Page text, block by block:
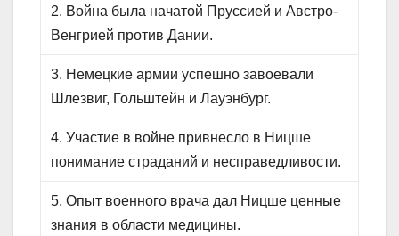
2. Война была начатой Пруссией и Австро-
Венгрией против Дании.
3. Немецкие армии успешно завоевали
Шлезвиг, Гольштейн и Лауэнбург.
4. Участие в войне привнесло в Ницше
понимание страданий и несправедливости.
5. Опыт военного врача дал Ницше ценные
знания в области медицины.